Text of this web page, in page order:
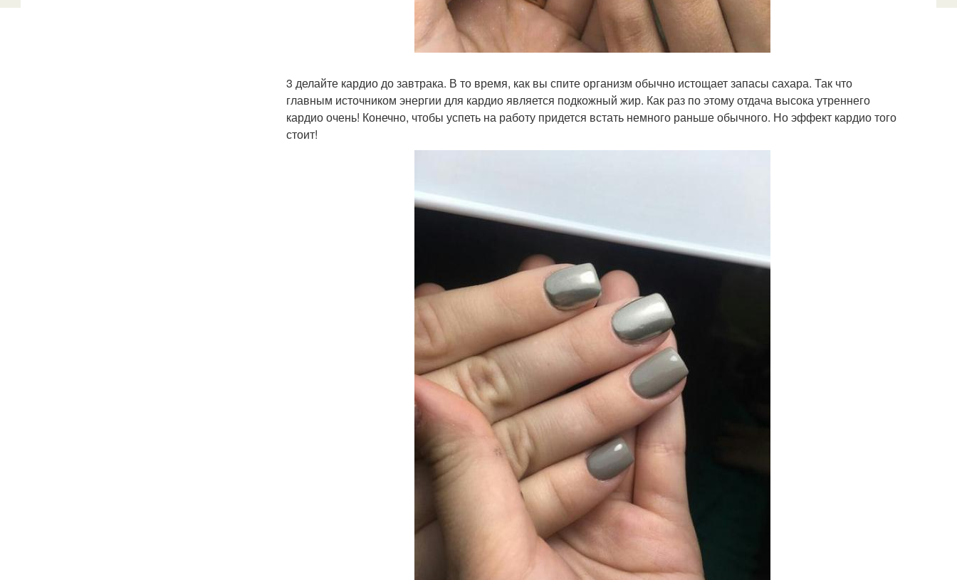
3 делайте кардио до завтрака. В то время, как вы спите организм обычно истощает запасы сахара. Так что
главным источником энергии для кардио является подкожный жир. Как раз по этому отдача высока утреннего
кардио очень! Конечно, чтобы успеть на работу придется встать немного раньше обычного. Но эффект кардио того
стоит!